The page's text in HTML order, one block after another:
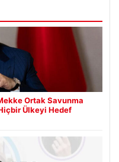
Ortak Savunma
Ülkeyi Hedef